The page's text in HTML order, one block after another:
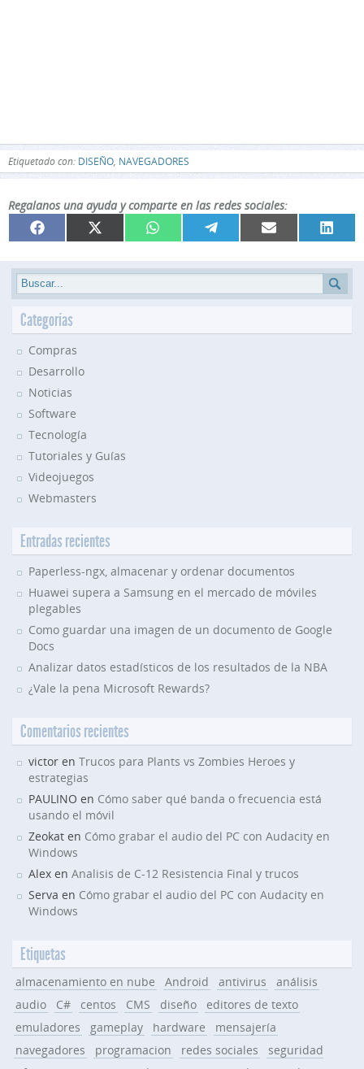
Etiquetado con: DISEÑO, NAVEGADORES
Regalanos una ayuda y comparte en las redes sociales:
Compartir
en
Facebook Compartir
en
X
(Twitter)
Compartir
en
WhatsApp Compartir
en
Compartir
en
Email
en
Categorías
Compras
Desarrollo
Noticias
Software
Tecnología
Tutoriales y Guías
Videojuegos
Webmasters
Entradas recientes
Paperless-ngx, almacenar y ordenar documentos
Huawei supera a Samsung en el mercado de móviles
plegables
Como guardar una imagen de un documento de Google
Docs
Analizar datos estadísticos de los resultados de la NBA
¿Vale la pena Microsoft Rewards?
Comentarios recientes
victor en Trucos para Plants vs Zombies Heroes y
estrategias
PAULINO en Cómo saber qué banda o frecuencia está
usando el móvil
Zeokat en Cómo grabar el audio del PC con Audacity en
Windows
Alex en Analisis de C-12 Resistencia Final y trucos
Serva en Cómo grabar el audio del PC con Audacity en
Windows
Etiquetas
almacenamiento en nube Android antivirus
análisis
audio
C# centos CMS diseño
editores de texto
emuladores
gameplay hardware
mensajería
navegadores
programacion redes sociales
seguridad